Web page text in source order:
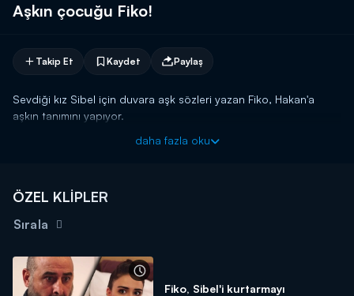
Aşkın çocuğu Fiko!
Takip Et Kaydet Paylaş
Sevdiği kız Sibel için duvara aşk sözleri yazan Fiko, Hakan'a
aşkın tanımını yapıyor.
daha fazla oku
ÖZEL KLİPLER
Sırala
Fiko, Sibel'i kurtarmayı